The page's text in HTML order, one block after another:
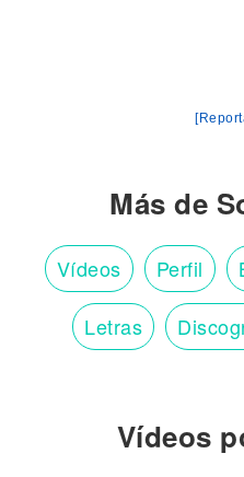
Más de
Vídeos Perfil
Letras
Vídeos